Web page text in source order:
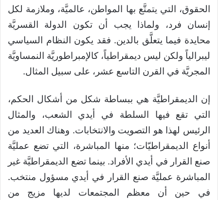
الحقوق، التي يتمتَّع بها المواطن، عالميَّة، وملازمة لكل
إنسان فرد، ولماذا يجب أن تكون الدولة القسريَّة
محايدة فيما يتعلَّق بالدين. فقد يكون النظام السياسي
ليبرالياً ولكن ليس ديمقراطياً، كالإمبراطوريَّة النمساويَّة
المجريَّة في القرن التاسع عشر، على سبيل المثال.
إن الديمقراطيَّة هي ببساطة شكل من أشكال الحكم،
التي تقع فيها السلطة في أيدي الشعب، والمثال
الرئيس لهذا هو التصويت والانتخابات. وهناك العديد من
أنواع الديمقراطيّات؛ منها المباشرة، التي تضع عمليَّة
صنع القرار في أيدي الأفراد. بينما تضع الديمقراطيَّة غير
المباشرة عمليَّة صنع القرار في أيدي مسؤول منتخب.
في حين أن معظم المجتمعات لديها مزيج من